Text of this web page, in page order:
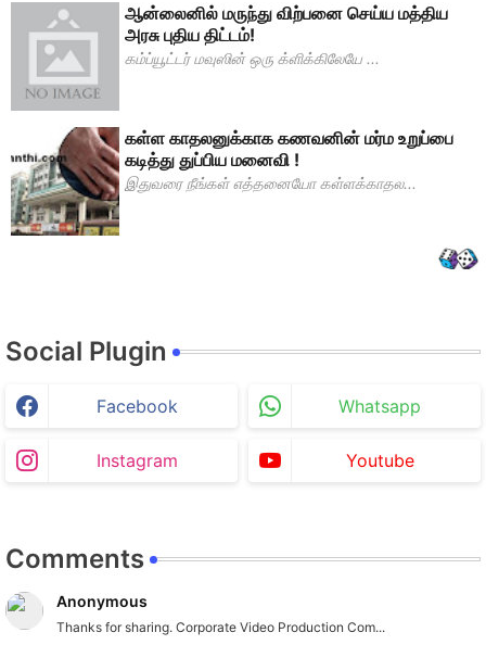
ஆன்லைனில் மருந்து விற்பனை செய்ய மத்திய
அரசு புதிய திட்டம்!
கம்ப்யூட்டர் மவுஸின் ஒரு க்ளிக்கிலேயே ...
கள்ள காதலனுக்காக கணவனின் மர்ம உறுப்பை
கடித்து துப்பிய மனைவி !
இதுவரை நீங்கள் எத்தனையோ கள்ளக்காதல...
Social Plugin
Facebook Whatsapp
Instagram Youtube
Comments
Anonymous
Thanks for sharing. Corporate Video Production Com...